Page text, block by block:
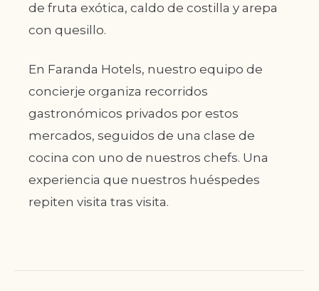
de fruta exótica, caldo de costilla y arepa
con quesillo.
En Faranda Hotels, nuestro equipo de
concierje organiza recorridos
gastronómicos privados por estos
mercados, seguidos de una clase de
cocina con uno de nuestros chefs. Una
experiencia que nuestros huéspedes
repiten visita tras visita.